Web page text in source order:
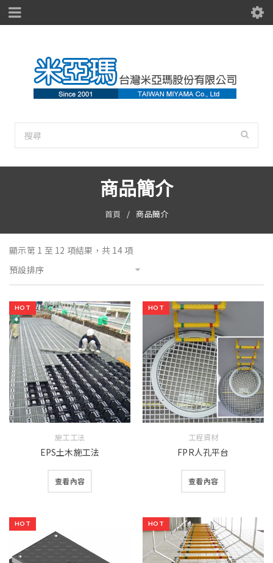
商品簡介
首頁 / 商品簡介
顯示第 1 至 12 項結果，共 14 項
預設排序
HOT
施工工法
EPS土木施工法
查看內容
HOT
工程資材
FPR人孔平台
查看內容
HOT HOT